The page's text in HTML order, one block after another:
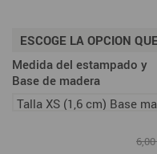
ESCOGE LA OPCION
Medida del estampado y
Base de madera